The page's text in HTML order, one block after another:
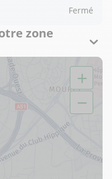
Fermé
zone
+
−